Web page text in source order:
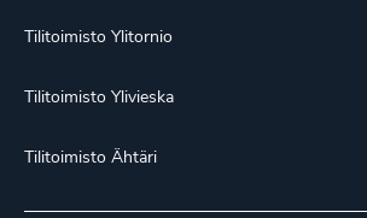
Tilitoimisto Ylitornio
Tilitoimisto Ylivieska
Tilitoimisto Ähtäri